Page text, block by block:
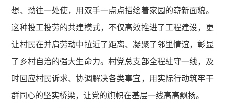
想、劲往一处使，用双手一点点描绘着家园的崭新面貌。
这种投工投劳的共建模式，不仅高效推进了工程建设，更
让村民在并肩劳动中拉近了距离、凝聚了邻里情谊，彰显
了乡村自治的强大生命力。村党总支部全程驻守一线，及
时回应村民诉求、协调解决各类事宜，用实际行动筑牢干
群同心的坚实桥梁，让党的旗帜在基层一线高高飘扬。